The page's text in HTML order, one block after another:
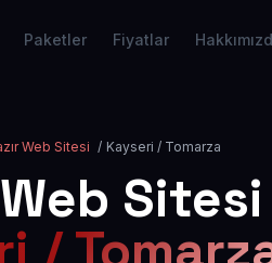
Paketler Fiyatlar
Web Sitesi / Kayseri / Tomarza
Web Sitesi